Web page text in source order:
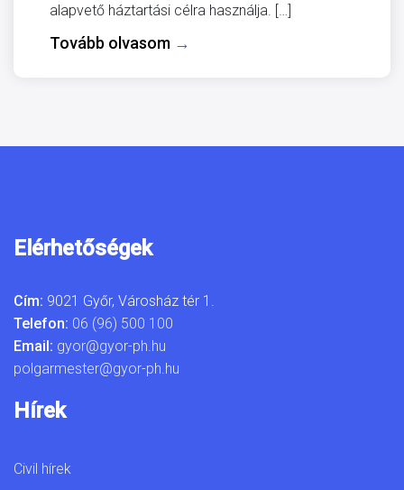
alapvető háztartási célra használja. […]
Tovább olvasom →
Elérhetőségek
Cím: 9021 Győr, Városház tér 1.
Telefon: 06 (96) 500 100
Email: gyor@gyor-ph.hu
polgarmester@gyor-ph.hu
Hírek
Civil hírek